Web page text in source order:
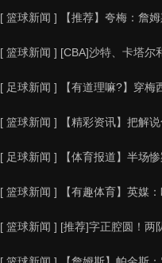
[ 篮球新闻 ] 【推荐】夸梅：詹姆斯真是国王啊 萧
[ 篮球新闻 ] [CBA]沙特、卡塔尔和黎巴嫩
[ 足球新闻 ] 【有道理嘛?】穿梅西球衣现场观战！马
[ 篮球新闻 ] 【精彩资讯】把解说化作一首首诗！
[ 足球新闻 ] 【体育报道】半场惨案！萨卡轻巧推射
[ 篮球新闻 ] 【有趣体育】英媒：欧足联让旗下裁判
[ 篮球新闻 ] [推荐]字正腔圆！两队起摩擦 4号秀